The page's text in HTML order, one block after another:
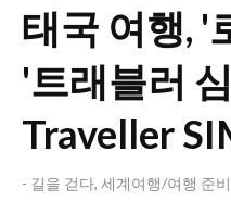
태국 여행, '
'트래블러
Traveller
- 길을 걷다, 세계여행/여행 준비